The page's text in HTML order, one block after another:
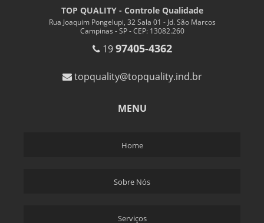
TREINAMENTO AUDITOR IATF 16949
TREINAMENTO DE LEAN MANUFACTURING
TREINAMENTO IATF 16949
TOP QUALITY - Controle Qualidade
Rua Joaquim Pongelupi, 32 Sala 01 - Jd. São Marcos
Campinas - SP - CEP: 13082.260
1997405-4362
topquality@topquality.ind.br
MENU
Home
Sobre Nós
Serviços